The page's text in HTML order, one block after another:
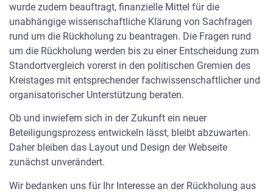
Pressemitteilung Mit ihrer Forderung nach
einem Moratorium im Zusammenhang mit
umstrittenen Verfüllungen nahe den
Einlagerungskammern ist die Asse-II-
Begleitgruppe noch nicht weitergekommen.
Bei einer Umsetzung der
8. September 2016
NMU antwortet auf Anfragen
wurde zudem beauftragt, finanzielle Mittel für die
unabhängige wissenschaftliche Klärung von Sachfragen
rund um die Rückholung zu beantragen. Die Fragen rund
um die Rückholung werden bis zu einer Entscheidung zum
Standortvergleich vorerst in den politischen Gremien des
Kreistages mit entsprechender fachwissenschaftlicher und
organisatorischer Unterstützung beraten.
Ob und inwiefern sich in der Zukunft ein neuer
Beteiligungsprozess entwickeln lässt, bleibt abzuwarten.
Daher bleiben das Layout und Design der Webseite
zunächst unverändert.
Wir bedanken uns für Ihr Interesse an der Rückholung aus